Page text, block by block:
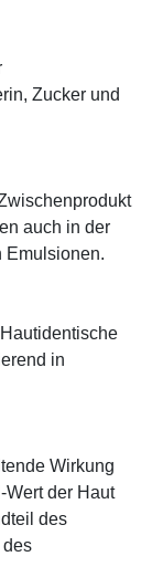
Zucker und
auch in der
Emulsionen.
in
Wirkung
Wert der Haut
des
des